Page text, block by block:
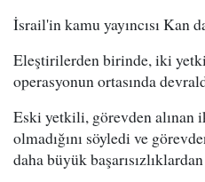
İsrail'in kamu yayıncısı Kan
Eleştirilerden birinde, iki
operasyonun ortasında
Eski yetkili, görevden alınan
olmadığını söyledi ve
daha büyük